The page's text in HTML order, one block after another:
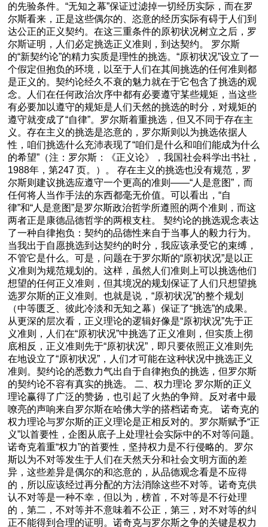
的先验条件。“无知之幕”保证过滤掉一切经历实际，而在罗
尔斯看来，正是这些偶尔的、恣意的经历实际有碍于人们到
达公正的正义契约。在这三重条件的原初状况树立之后，罗
尔斯证明，人们必定挑选正义准则，到达契约。 罗尔斯
的“新契约论”的精力实质是理性的挑选。“原初状况”设立了一
个假定但抱负的环境，以至于人们在其间挑选的任何准则都
是正义的。契约论经久不衰的魅力就在于它包含了挑选的观
念。人们在任何政治次序中都有必要遵守某些规矩，当这些
有必要加以遵守的规矩是人们天然的挑选的时分，对规矩的
遵守就变成了“自律”。罗尔斯着重挑选，但又不同于存在主
义。存在主义的挑选是恣意的，罗尔斯则以为挑选依据人
性，咱们挑选什么充沛表现了“咱们是什么和咱们能成为什么
的希望”（注：罗尔斯：《正义论》，我国社会科学出书社，
1988年，第247 页。）。 存在主义的挑选也没有规范，罗
尔斯则建议挑选应遵守一个更高的准则——“人是意图”，而
任何将人当作手法的东西都毫无价值。可以看出，“自
律”和“人是意图”是罗尔斯政治哲学所遵照的两个准则，而这
两者正是康德品德哲学的两根支柱。 契约论的挑选观念表达
了一种自律抱负：契约的品德性来自于当事人的毅力行为。
当我出于自愿挑选到达契约的时分，我应该承受它的束缚，
不管它是什么。可是，问题在于罗尔斯的“原初状况”是以正
义准则为规范规划的。这样，虽然人们准则上可以挑选他们
想望的任何正义准则，但其境况的规划保证了人们只想望挑
选罗尔斯的正义准则。也就是说，“原初状况”的整个规划
（中等匮乏、彼此冷淡和无知之幕）保证了“挑选”的成果。
从更深的层次看，正义理论的逻辑好像是“原初状况”先于正
义准则，人们在“原初状况”中挑选了正义准则，但实质上彻
底相反，正义准则先于“原初状况”，即只要依照正义准则先
在地设立了“原初状况”，人们才可能在这种状况中挑选正义
准则。契约论的悉数力气出自于自律抱负的挑选，但罗尔斯
的契约论不容有真实的挑选。 二、权力理论 罗尔斯的正义
理论赢得了广泛的赞扬，也引起了火热的争辩。反对者中最
嘹亮的声响来自罗尔斯在哈佛大学的搭档诺奇克。 诺奇克的
权力理论与罗尔斯的正义理论是正相反对的。罗尔斯赋予“正
义”以首要性，企图从底子上处理社会实际中的不对等问题。
诺奇克着重“权力”的首要性，坚持权力是不行侵略的。罗尔
斯以为不对等发生于人们在天然天分和社会文明方面的差
异，这些差异是偶尔的和恣意的，从品德观念看是不应得
的，所以应该经过再分配的方法消除这些不对等。诺奇克供
认不对等是一种不幸，但以为，榜首，不对等是不行处理
的，第二，不对等并不意味着不公正，第三，对不对等的纠
正不能得到合理的证明。诺奇克与罗尔斯之争的关键是权力